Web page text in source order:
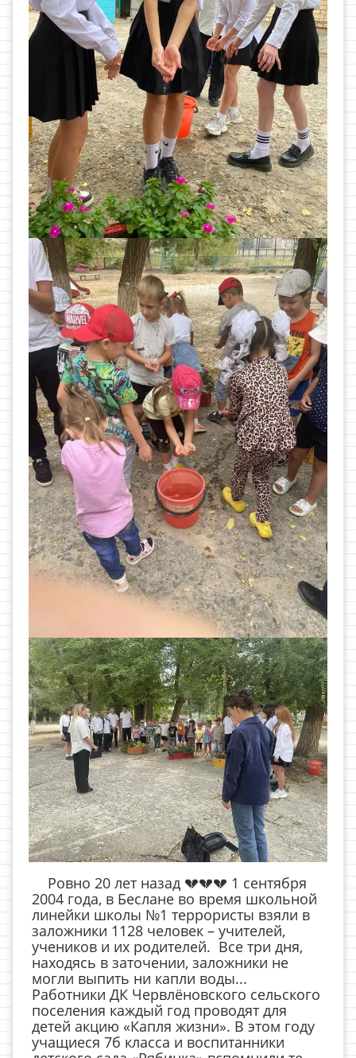
Ровно 20 лет назад 💔💔💔 1 сентября
2004 года, в Беслане во время школьной
линейки школы №1 террористы взяли в
заложники 1128 человек – учителей,
учеников и их родителей. Все три дня,
находясь в заточении, заложники не
могли выпить ни капли воды...
Работники ДК Червлёновского сельского
поселения каждый год проводят для
детей акцию «Капля жизни». В этом году
учащиеся 7б класса и воспитанники